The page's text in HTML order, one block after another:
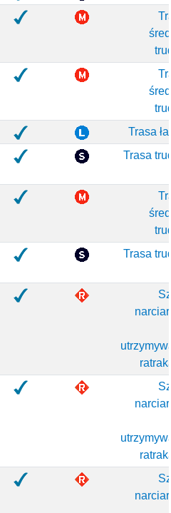
Trasa
Trasa
Trasa